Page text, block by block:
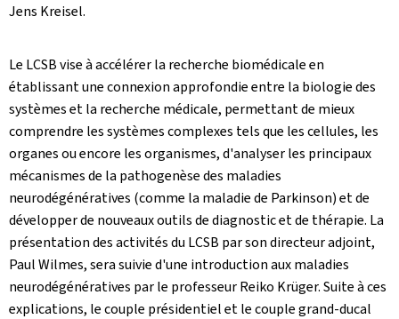
Jens Kreisel.
Le LCSB vise à accélérer la recherche biomédicale en
établissant une connexion approfondie entre la biologie des
systèmes et la recherche médicale, permettant de mieux
comprendre les systèmes complexes tels que les cellules, les
organes ou encore les organismes, d'analyser les principaux
mécanismes de la pathogenèse des maladies
neurodégénératives (comme la maladie de Parkinson) et de
développer de nouveaux outils de diagnostic et de thérapie. La
présentation des activités du LCSB par son directeur adjoint,
Paul Wilmes, sera suivie d'une introduction aux maladies
neurodégénératives par le professeur Reiko Krüger. Suite à ces
explications, le couple présidentiel et le couple grand-ducal